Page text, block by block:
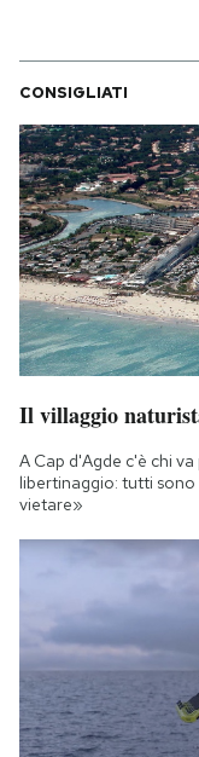
CONSIGLIATI
Il villaggio
A Cap d'Agde c'è chi
libertinaggio: tutti
vietare»